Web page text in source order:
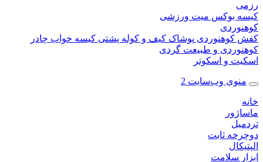
بوکسمیت ورزشی
کوهنوردیپوشاککیف و کوله پشتیکیسه خوابچادر
و طبیعت گردی
و اسکوتر
وب‌سایت 2
ثابت
سلامت